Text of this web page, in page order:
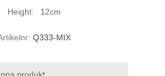
Height: 12cm
Q333-MIX